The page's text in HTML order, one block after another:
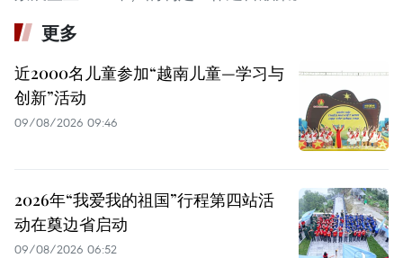
更多
近2000名儿童参加“越南儿童—学习与
创新”活动
09/08/2026 09:46
2026年“我爱我的祖国”行程第四站活
动在奠边省启动
09/08/2026 06:52